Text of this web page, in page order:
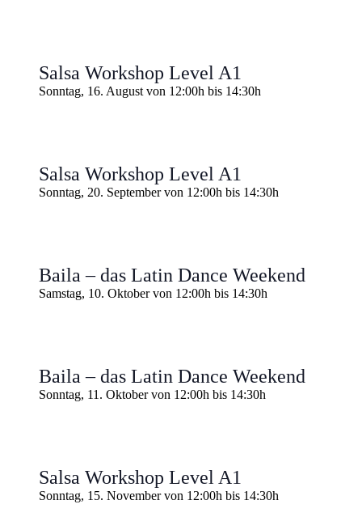
Salsa Workshop Level A1
Sonntag, 16. August von 12:00h bis 14:30h
Salsa Workshop Level A1
Sonntag, 20. September von 12:00h bis 14:30h
Baila – das Latin Dance Weekend
Samstag, 10. Oktober von 12:00h bis 14:30h
Baila – das Latin Dance Weekend
Sonntag, 11. Oktober von 12:00h bis 14:30h
Salsa Workshop Level A1
Sonntag, 15. November von 12:00h bis 14:30h